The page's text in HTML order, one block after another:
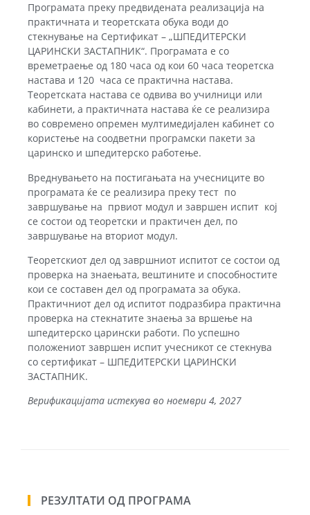
Програмата преку предвидената реализација на
практичната и теоретската обука води до
стекнување на Сертификат – „ШПЕДИТЕРСКИ
ЦАРИНСКИ ЗАСТАПНИК“. Програмата е со
времетраење од 180 часа од кои 60 часа теоретска
настава и 120 часа се практична настава.
Теоретската настава се одвива во училници или
кабинети, а практичната настава ќе се реализира
во современо опремен мултимедијален кабинет со
користење на соодветни програмски пакети за
царинско и шпедитерско работење.
Вреднувањето на постигањата на учесниците во
програмата ќе се реализира преку тест по
завршување на првиот модул и завршен испит кој
се состои од теоретски и практичен дел, по
завршување на вториот модул.
Теоретскиот дел од завршниот испитот се состои од
проверка на знаењата, вештините и способностите
кои се составен дел од програмата за обука.
Практичниот дел од испитот подразбира практична
проверка на стекнатите знаења за вршење на
шпедитерско царински работи. По успешно
положениот завршен испит учесникот се стекнува
со сертификат – ШПЕДИТЕРСКИ ЦАРИНСКИ
ЗАСТАПНИК.
Верификацијата истекува во ноември 4, 2027
РЕЗУЛТАТИ ОД ПРОГРАМА